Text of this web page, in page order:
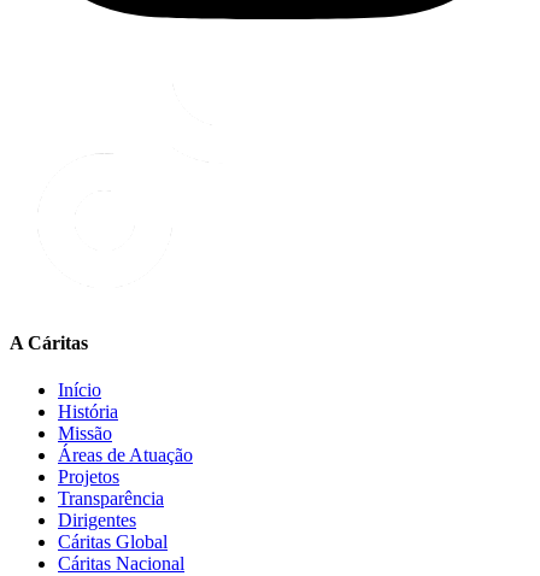
A Cáritas
Início
História
Missão
Áreas de Atuação
Projetos
Transparência
Dirigentes
Cáritas Global
Cáritas Nacional